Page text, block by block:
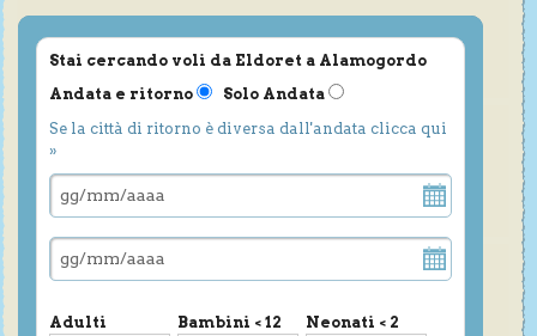
Stai cercando voli da Eldoret a Alamogordo
Andata e ritorno
Solo Andata
Se la città di ritorno è diversa dall'andata clicca qui
»
Adulti Bambini < 12 Neonati < 2